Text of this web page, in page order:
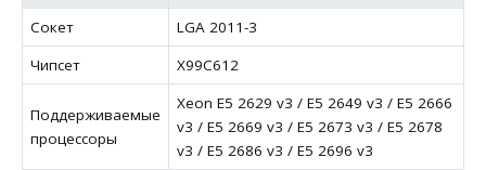
Сокет
LGA 2011-3
Чипсет
X99C612
Поддерживаемые
процессоры
Xeon E5 2629 v3 / E5 2649 v3 / E5 2666
v3 / E5 2669 v3 / E5 2673 v3 / E5 2678
v3 / E5 2686 v3 / E5 2696 v3